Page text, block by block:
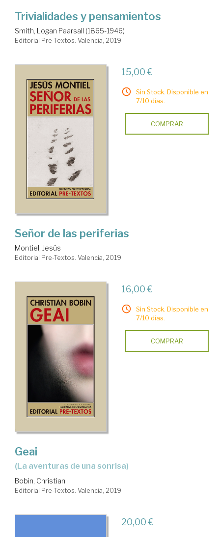
Trivialidades y pensamientos
Smith, Logan Pearsall (1865-1946)
Editorial Pre-Textos. Valencia, 2019
15,00 €
Sin Stock. Disponible en
7/10 días.
COMPRAR
Señor de las periferias
Montiel, Jesús
Editorial Pre-Textos. Valencia, 2019
16,00 €
Sin Stock. Disponible en
7/10 días.
COMPRAR
Geai
(la aventuras de una sonrisa)
Bobin, Christian
Editorial Pre-Textos. Valencia, 2019
20,00 €